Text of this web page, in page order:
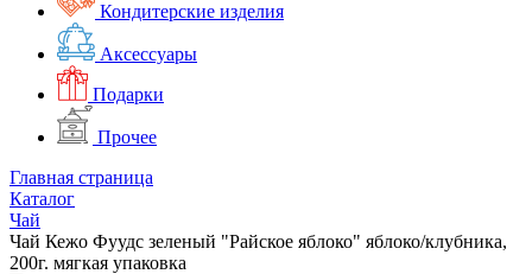
Кондитерские изделия
Аксессуары
Подарки
Прочее
Главная страница
Каталог
Чай
Чай Кежо Фуудс зеленый "Райское яблоко" яблоко/клубника,
200г. мягкая упаковка